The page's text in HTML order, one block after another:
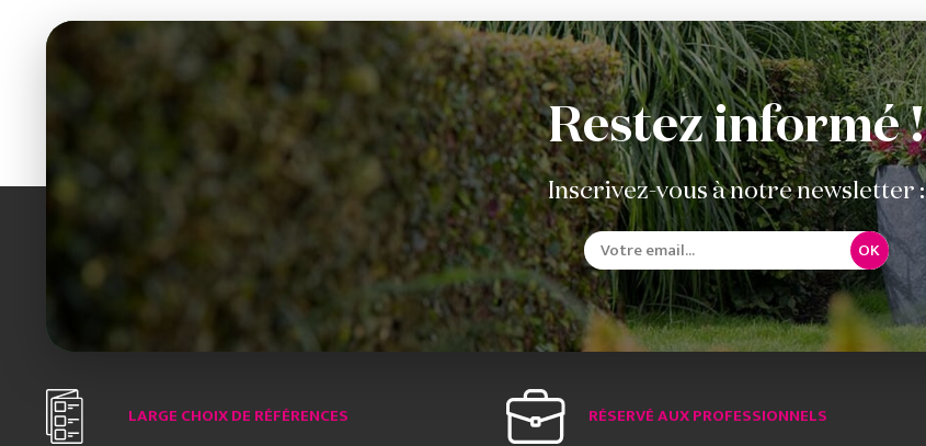
Restez informé !
Inscrivez-vous à notre newsletter :
OK
LARGE CHOIX DE RÉFÉRENCES RÉSERVÉ AUX PROFESSIONNELS